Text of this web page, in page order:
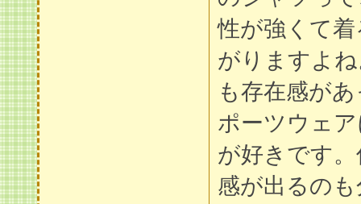
性が強くて
がりますよ
も存在感が
ポーツウェ
が好きです
感が出るの